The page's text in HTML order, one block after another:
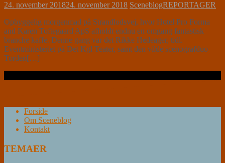
24. november 201824. november 2018 SceneblogREPORTAGER
Opbyggelig morgenmad på Strandlodsvej, hvor Hotel Pro Forma
and Karen Toftegaard ApS afholdt endnu en omgang fantastisk
branche kaffe. Denne gang var det Rikke Hedeager, tidl.
Eventministeriet på Det Kgl Teater, samt den vilde scenografduo
Torden[…]
Forside
Om Sceneblog
Kontakt
TEMAER